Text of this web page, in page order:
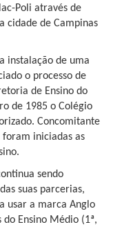
Poli através de
cidade de Campinas
instalação de uma
o processo de
de Ensino do
de 1985 o Colégio
Concomitante
iniciadas as
sendo
suas parcerias,
usar a marca Anglo
Ensino Médio (1ª,